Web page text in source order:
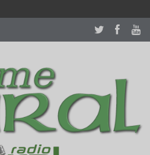
in usa recognized command with
welcome to our
perfectwatches.is
with professional customer
https://reallydiamond.com/